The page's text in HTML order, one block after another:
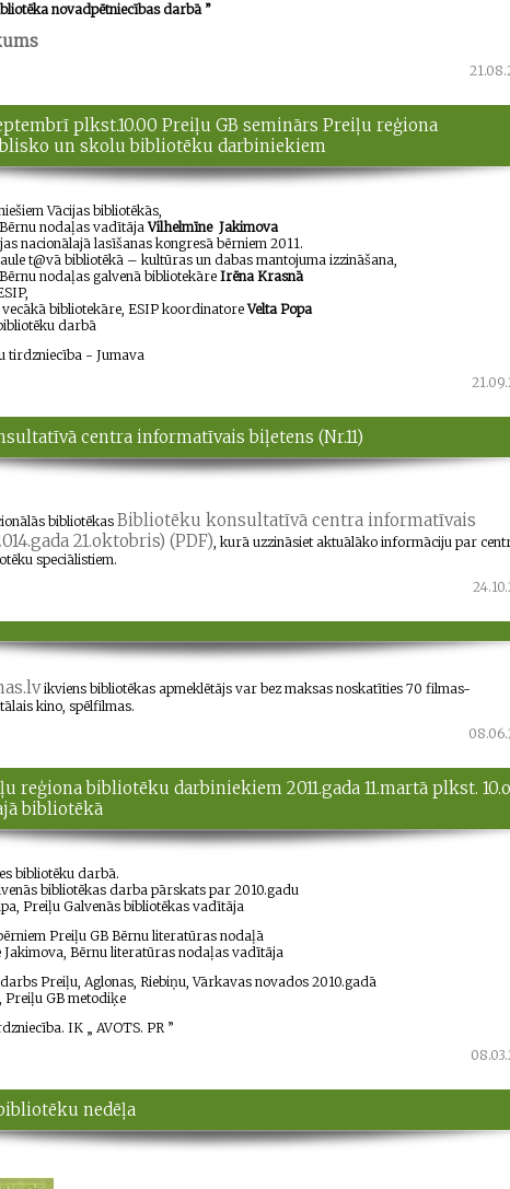
novadpētniecības darbā ”
plkst.10.00 Preiļu GB seminārs Preiļu reģiona
un skolu bibliotēku darbiniekiem
Vācijas bibliotēkās,
nodaļas vadītājaVilhelmīne Jakimova
nacionālajā lasīšanas kongresā bērniem 2011.
t@vā bibliotēkā – kultūras un dabasmantojuma izzināšana,
nodaļas galvenā bibliotekāre Irēna Krasnā
vecākā bibliotekāre, ESIP koordinatoreVelta Popa
darbā
- Jumava
centra informatīvais biļetens (Nr.11)
bibliotēkasBibliotēku konsultatīvā centra informatīvais
21.oktobris) (PDF), kurā uzzināsiet aktuālāko informāciju par
speciālistiem.
ikviens bibliotēkas apmeklētājs var bez maksas noskatīties 70 filmas-
kino, spēlfilmas.
reģiona bibliotēku darbiniekiem 2011.gada 11.martā plkst.
bibliotēkā
bibliotēku darbā.
bibliotēkas darba pārskats par 2010.gadu
Preiļu Galvenās bibliotēkas vadītāja
Preiļu GB Bērnu literatūras nodaļā
Jakimova, Bērnu literatūras nodaļas vadītāja
Preiļu, Aglonas, Riebiņu, Vārkavas novados2010.gadā
Preiļu GB metodiķe
IK „ AVOTS. PR ”
nedēļa